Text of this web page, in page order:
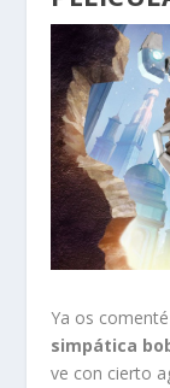
Ya os
simpática
ve con cierto